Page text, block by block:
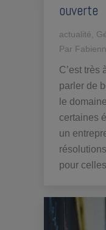
ouverte
actualité
Par
C’est très
parler de
le
certaines
un
pour